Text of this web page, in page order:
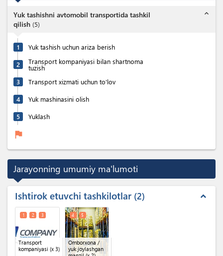
Yuk tashishni avtomobil transportida tashkil
qilish (5)
expand_less
1 Yuk tashish uchun ariza berish
2 Transport kompaniyasi bilan shartnoma
tuzish
3
Transport xizmati uchun to'lov
4 Yuk mashinasini olish
5 Yuklash
flag
Jarayonning umumiy ma'lumoti
Ishtirok etuvchi tashkilotlar 2 expand_less
Transport
kompaniyasi (x 3)
1 2 3
Omborxona /
yuk joylashgan
4 5